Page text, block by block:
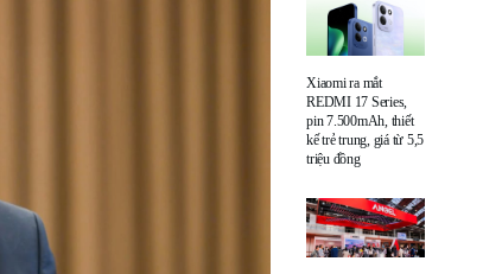
Xiaomi ra mắt
REDMI 17 Series,
pin 7.500mAh, thiết
kế trẻ trung, giá từ 5,5
triệu đồng